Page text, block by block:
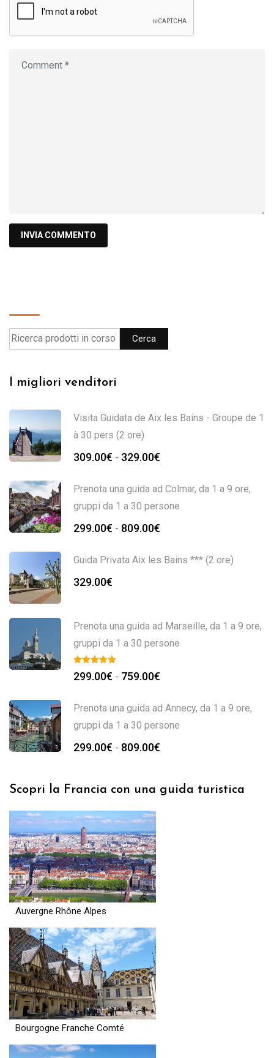
Cerca
I migliori venditori
Visita Guidata de Aix les Bains - Groupe de 1
à 30 pers (2 ore)
309.00€ - 329.00€
Prenota una guida ad Colmar, da 1 a 9 ore,
gruppi da 1 a 30 persone
299.00€ - 809.00€
Guida Privata Aix les Bains *** (2 ore)
329.00€
Prenota una guida ad Marseille, da 1 a 9 ore,
gruppi da 1 a 30 persone
299.00€ - 759.00€
Prenota una guida ad Annecy, da 1 a 9 ore,
gruppi da 1 a 30 persone
299.00€ - 809.00€
Scopri la Francia con una guida turistica
Auvergne Rhône Alpes
Bourgogne Franche Comté